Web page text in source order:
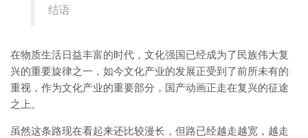
结语
在物质生活日益丰富的时代，文化强国已经成为了民族伟大复
兴的重要旋律之一，如今文化产业的发展正受到了前所未有的
重视，作为文化产业的重要部分，国产动画正走在复兴的征途
之上。
虽然这条路现在看起来还比较漫长，但路已经越走越宽，越走